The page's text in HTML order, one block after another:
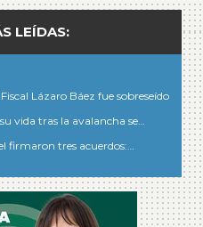
LEÍDAS:
Lázaro Báez fue sobreseído
vida tras la avalancha se…
firmaron tres acuerdos:…